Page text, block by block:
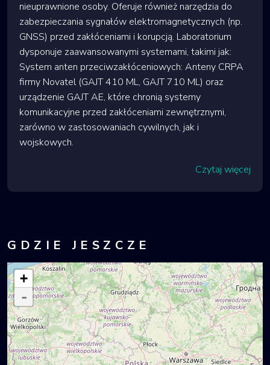
nieuprawnione osoby. Oferuje również narzędzia do
zabezpieczania sygnałów elektromagnetycznych (np.
GNSS) przed zakłóceniami i korupcją. Laboratorium
dysponuje zaawansowanymi systemami, takimi jak:
System anten przeciwzakłóceniowych: Anteny CRPA
firmy Novatel (GAJT 410 ML, GAJT 710 ML) oraz
urządzenie GAJT AE, które chronią systemy
komunikacyjne przed zakłóceniami zewnętrznymi,
zarówno w zastosowaniach cywilnych, jak i
wojskowych.
Czytaj więcej
GDZIE JESZCZE
+
-